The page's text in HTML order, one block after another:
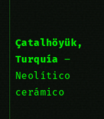
Çatalhöyük,
Turquía –
Neolítico
cerámico